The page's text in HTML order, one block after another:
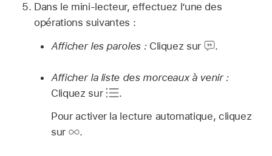
Dans le mini-lecteur, effectuez lʼune des
opérations suivantes :
Afficher les paroles :Cliquez sur .
Afficher la liste des morceaux à venir :
Cliquez sur
.
Pour activer la lecture automatique, cliquez
sur
.